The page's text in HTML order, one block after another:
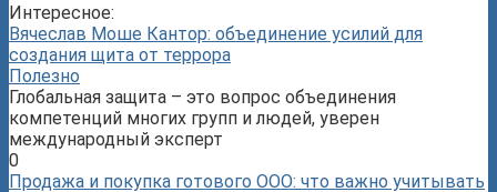
Интересное:
Вячеслав Моше Кантор: объединение усилий для
создания щита от террора
Полезно
Глобальная защита – это вопрос объединения
компетенций многих групп и людей, уверен
международный эксперт
0
Продажа и покупка готового ООО: что важно учитывать